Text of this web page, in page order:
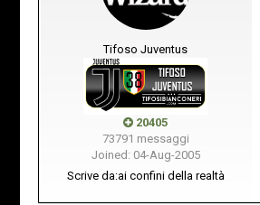
Tifoso Juventus
20405
73791 messaggi
Joined: 04-Aug-2005
Scrive da:ai confini della realtà